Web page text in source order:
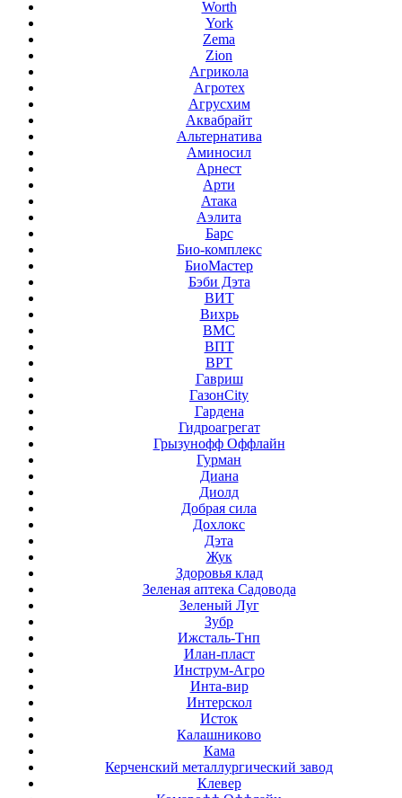
Worth
York
Zema
Zion
Агрикола
Агротех
Агрусхим
Аквабрайт
Альтернатива
Аминосил
Арнест
Арти
Атака
Аэлита
Барс
Био-комплекс
БиоМастер
Бэби Дэта
ВИТ
Вихрь
ВМС
ВПТ
ВРТ
Гавриш
ГазонCity
Гардена
Гидроагрегат
Грызунофф Оффлайн
Гурман
Диана
Диолд
Добрая сила
Дохлокс
Дэта
Жук
Здоровья клад
Зеленая аптека Садовода
Зеленый Луг
Зубр
Ижсталь-Тнп
Илан-пласт
Инструм-Агро
Инта-вир
Интерскол
Исток
Калашниково
Кама
Керченский металлургический завод
Клевер